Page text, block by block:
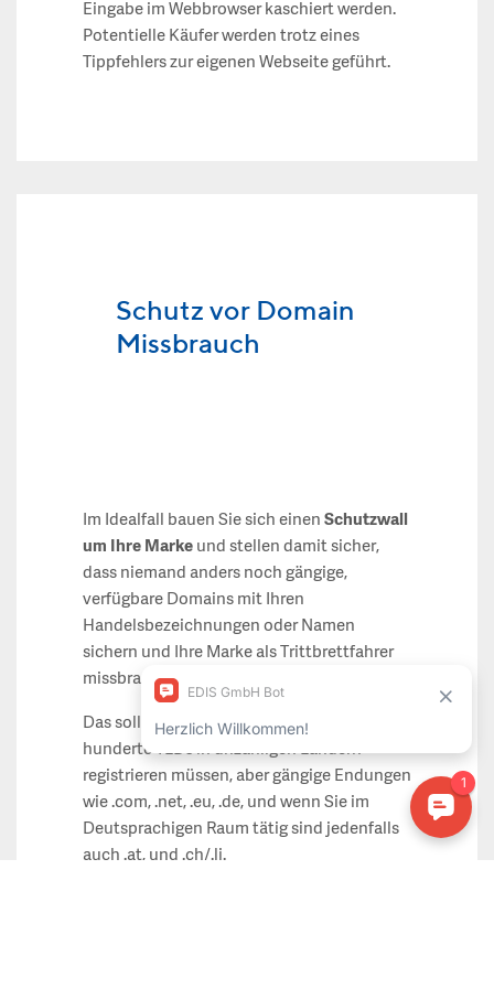
Eingabe im Webbrowser kaschiert werden.
Potentielle Käufer werden trotz eines
Tippfehlers zur eigenen Webseite geführt.
Schutz vor Domain
Missbrauch
Im Idealfall bauen Sie sich einen Schutzwall
um Ihre Marke und stellen damit sicher,
dass niemand anders noch gängige,
verfügbare Domains mit Ihren
Handelsbezeichnungen oder Namen
sichern und Ihre Marke als Trittbrettfahrer
missbrauchen kann.
Das soll nicht heißen, dass Sie mehrere
hunderte TLDs in unzähligen Ländern
registrieren müssen, aber gängige Endungen
wie .com, .net, .eu, .de, und wenn Sie im
Deutsprachigen Raum tätig sind jedenfalls
auch .at, und .ch/.li.